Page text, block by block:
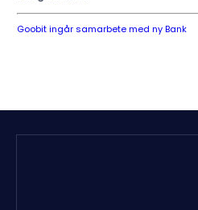
Goobit ingår samarbete med ny Bank